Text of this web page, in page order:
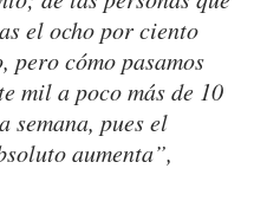
el ocho por ciento
pero cómo pasamos
mil a poco más de 10
semana, pues el
aumenta”,